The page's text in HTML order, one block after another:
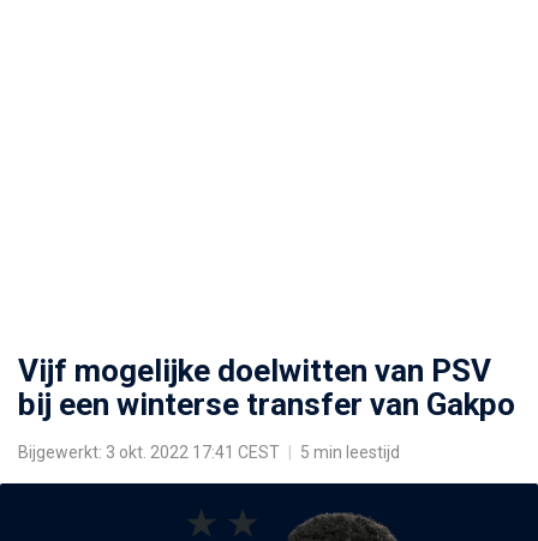
Vijf mogelijke doelwitten van PSV
bij een winterse transfer van Gakpo
Bijgewerkt: 3 okt. 2022 17:41 CEST 5 min leestijd